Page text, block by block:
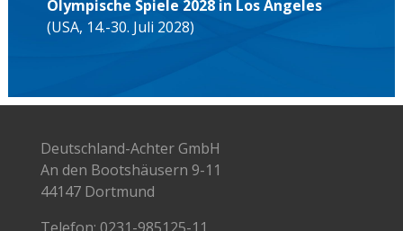
Olympische Spiele 2028 in Los Angeles
(USA, 14.-30. Juli 2028)
Deutschland-Achter GmbH
An den Bootshäusern 9-11
44147 Dortmund
Telefon: 0231-985125-11